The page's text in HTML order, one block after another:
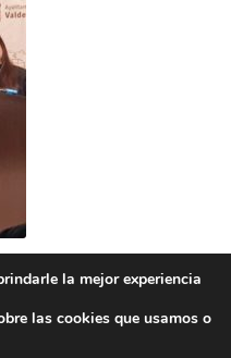
PRIVACIDAD
la mejor experiencia
las cookies que usamos o